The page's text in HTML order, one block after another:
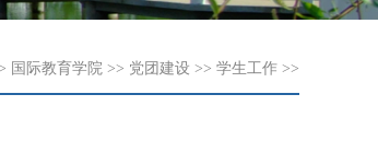
国际教育学院 >> 党团建设 >> 学生工作 >>